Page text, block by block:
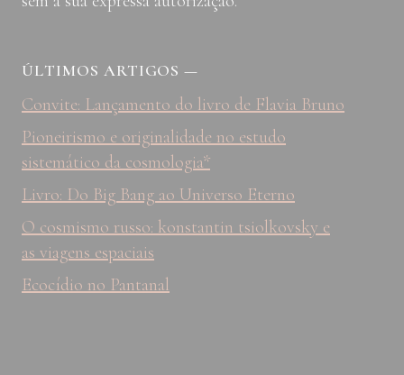
ÚLTIMOS ARTIGOS—
Convite: Lançamento do livro de Flavia Bruno
Pioneirismo e originalidade no estudo
sistemático da cosmologia*
Livro: Do Big Bang ao Universo Eterno
O cosmismo russo: konstantin tsiolkovsky e
as viagens espaciais
Ecocídio no Pantanal